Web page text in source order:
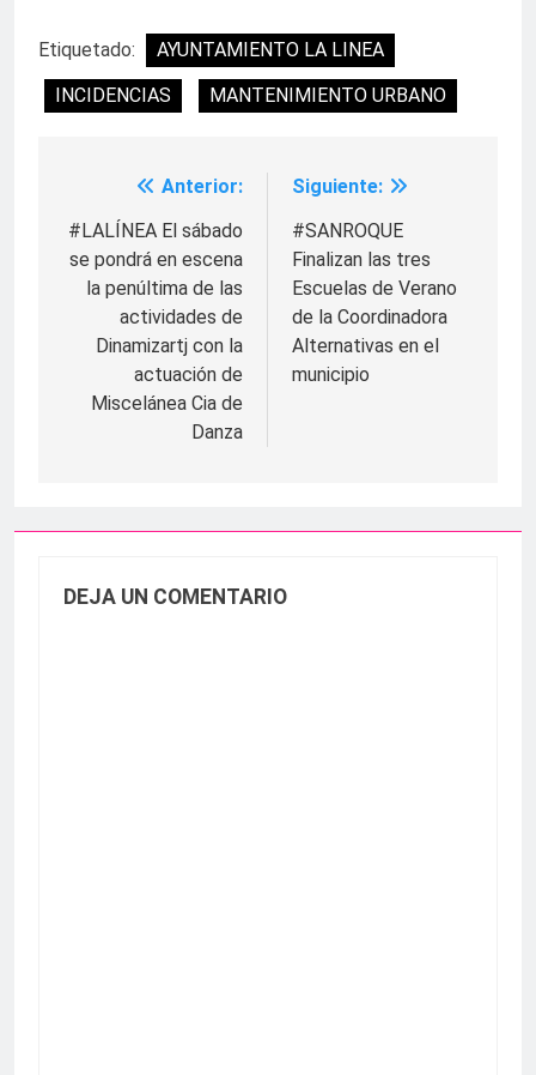
Etiquetado:
AYUNTAMIENTO LA LINEA
INCIDENCIAS
MANTENIMIENTO URBANO
Navegación
de
entradas
Anterior:
#LALÍNEA El sábado
se pondrá en escena
la penúltima de las
actividades de
Dinamizartj con la
actuación de
Miscelánea Cia de
Danza
Siguiente:
#SANROQUE
Finalizan las tres
Escuelas de Verano
de la Coordinadora
Alternativas en el
municipio
DEJA UN COMENTARIO